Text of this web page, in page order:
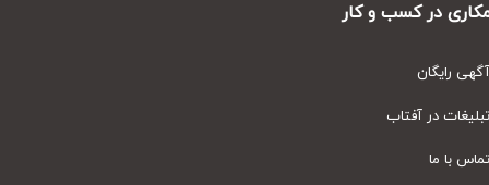
در کسب و کار
رایگان
در آفتاب
با ما